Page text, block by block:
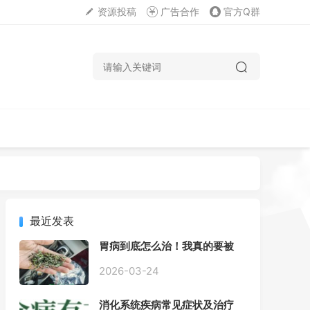
资源投稿 广告合作 官方Q群
最近发表
胃病到底怎么治！我真的要被
2026-03-24
消化系统疾病常见症状及治疗